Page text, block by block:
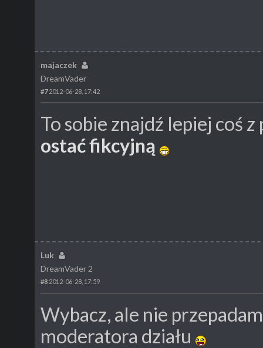
majaczek
DreamVader
#72012-06-28, 17:42
To sobie znajdź lepiej coś
ostać fikcyjną
Luk
DreamVader 2
#8 2012-06-28, 17:59
Wybacz, ale nie
moderatora działu